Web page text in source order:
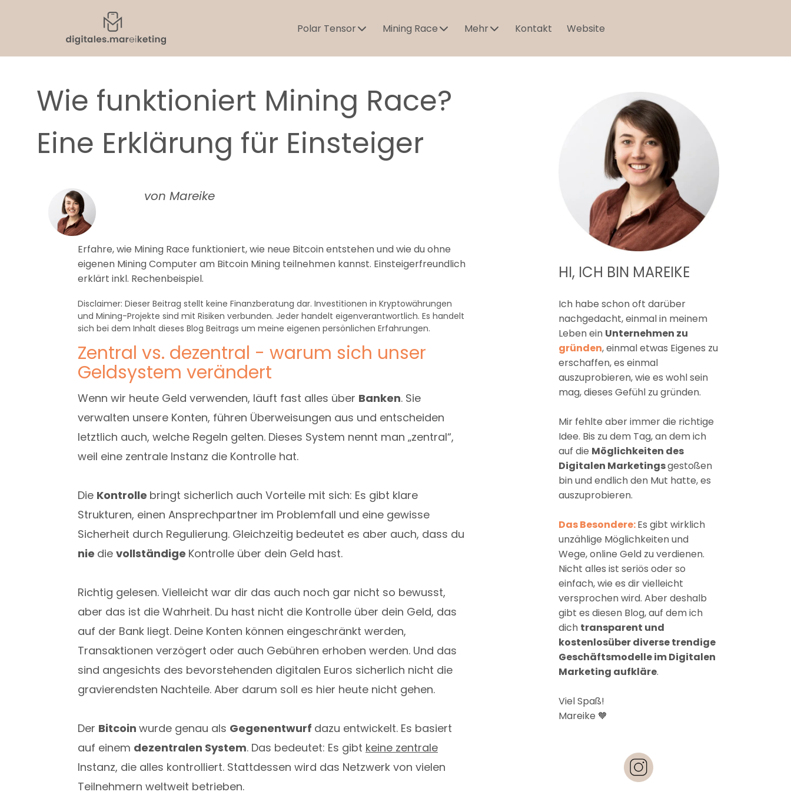
Polar Tensor Mining Race Mehr Kontakt Website
Wie funktioniert Mining Race?
Eine Erklärung für Einsteiger
von Mareike
Erfahre, wie Mining Race funktioniert, wie neue Bitcoin entstehen und wie du ohne
eigenen Mining Computer am Bitcoin Mining teilnehmen kannst. Einsteigerfreundlich
erklärt inkl. Rechenbeispiel.
Disclaimer: Dieser Beitrag stellt keine Finanzberatung dar. Investitionen in Kryptowährungen
und Mining-Projekte sind mit Risiken verbunden. Jeder handelt eigenverantwortlich. Es handelt
sich bei dem Inhalt dieses Blog Beitrags um meine eigenen persönlichen Erfahrungen.
Zentral vs. dezentral - warum sich unser
Geldsystem verändert
Wenn wir heute Geld verwenden, läuft fast alles über Banken. Sie
verwalten unsere Konten, führen Überweisungen aus und entscheiden
letztlich auch, welche Regeln gelten. Dieses System nennt man „zentral“,
weil eine zentrale Instanz die Kontrolle hat.
Die Kontrolle bringt sicherlich auch Vorteile mit sich: Es gibt klare
Strukturen, einen Ansprechpartner im Problemfall und eine gewisse
Sicherheit durch Regulierung. Gleichzeitig bedeutet es aber auch, dass du
nie die vollständige Kontrolle über dein Geld hast.
Richtig gelesen. Vielleicht war dir das auch noch gar nicht so bewusst,
aber das ist die Wahrheit. Du hast nicht die Kontrolle über dein Geld, das
auf der Bank liegt. Deine Konten können eingeschränkt werden,
Transaktionen verzögert oder auch Gebühren erhoben werden. Und das
sind angesichts des bevorstehenden digitalen Euros sicherlich nicht die
gravierendsten Nachteile. Aber darum soll es hier heute nicht gehen.
Der Bitcoin wurde genau als Gegenentwurf dazu entwickelt. Es basiert
auf einem dezentralen System. Das bedeutet: Es gibt keine zentrale
Instanz, die alles kontrolliert. Stattdessen wird das Netzwerk von vielen
Teilnehmern weltweit betrieben.
HI, ICH BIN MAREIKE
Ich habe schon oft darüber
nachgedacht, einmal in meinem
Leben ein Unternehmen zu
gründen, einmal etwas Eigenes zu
erschaffen, es einmal
auszuprobieren, wie es wohl sein
mag, dieses Gefühl zu gründen.
Mir fehlte aber immer die richtige
Idee. Bis zu dem Tag, an dem ich
auf die Möglichkeiten des
Digitalen Marketingsgestoßen
bin und endlich den Mut hatte, es
auszuprobieren.
Das Besondere:Es gibt wirklich
unzählige Möglichkeiten und
Wege, online Geld zu verdienen.
Nicht alles ist seriös oder so
einfach, wie es dir vielleicht
versprochen wird. Aber deshalb
gibt es diesen Blog, auf dem ich
dich transparent und
kostenlosüber diverse trendige
Geschäftsmodelle im Digitalen
Marketing aufkläre.
Viel Spaß!
Mareike 🧡